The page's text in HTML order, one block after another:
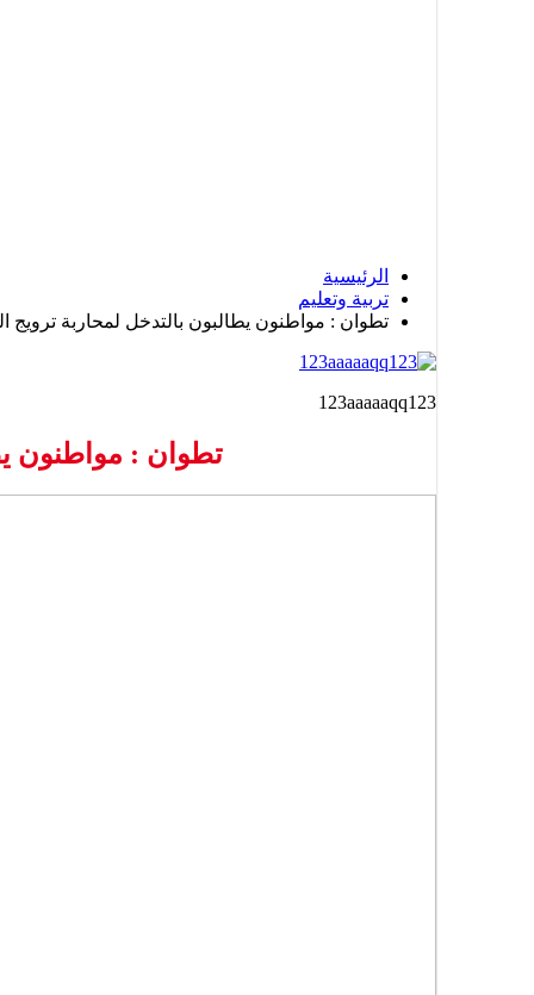
الرئيسية
تربية وتعليم
تطوان : مواطنون يطالبون بالتدخل لمحاربة
123aaaaaqq123
تطوان : مواطنون